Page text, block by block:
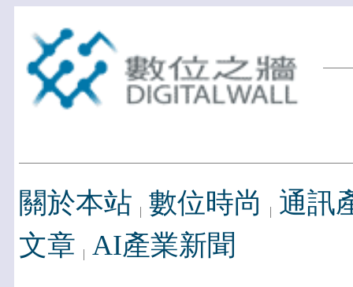
關於本站 數位時尚
通訊
文章 AI產業新聞